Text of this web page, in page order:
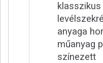
anyaga
műanyag
színezett